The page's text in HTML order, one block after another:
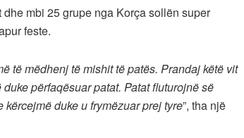
mbi 25 grupe nga Korça sollën super
feste.
të mëdhenj të mishit të patës. Prandaj këtë vit
përfaqësuar patat. Patat fluturojnë së
duke u frymëzuar prej tyre”, tha një